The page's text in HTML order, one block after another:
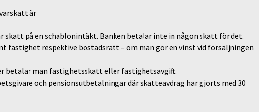
är
skatt på en schablonintäkt. Banken betalar inte in någon skatt för det.
fastighet respektive bostadsrätt – om man gör en vinst vid försäljningen
betalar man fastighetsskatt eller fastighetsavgift.
och pensionsutbetalningar där skatteavdrag har gjorts med 30